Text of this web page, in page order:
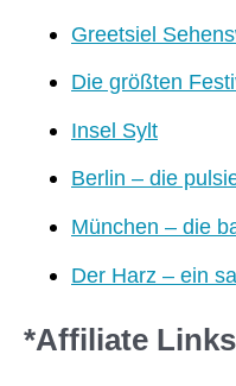
Greetsiel
Die größten
Insel Sylt
Berlin – die
München – die
Der Harz – ein
*Affiliate Links